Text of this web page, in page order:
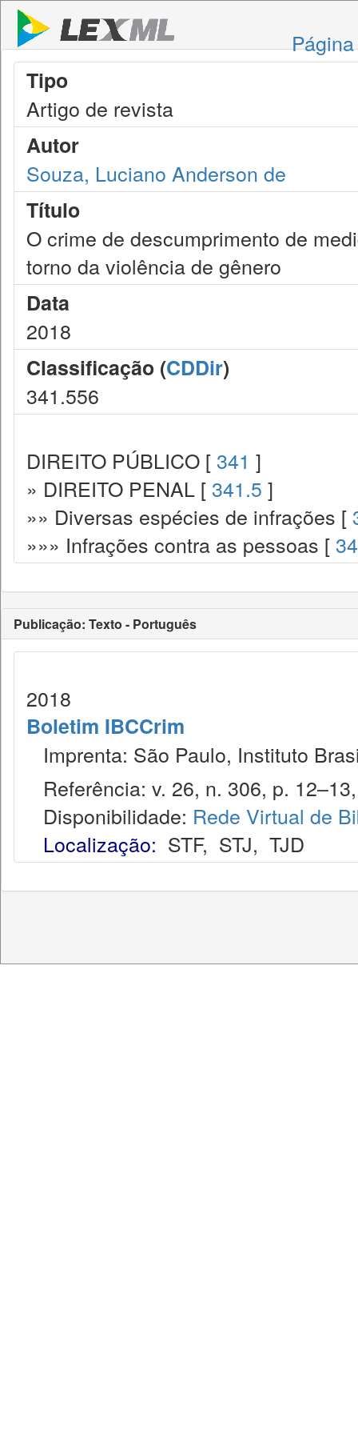
Tipo
Artigo de revista
Autor
Souza, Luciano Anderson de
Título
O crime de descumprimento de
torno da violência de gênero
Data
2018
Classificação (CDDir)
341.556
DIREITO PÚBLICO [ 341 ]
» DIREITO PENAL [ 341.5 ]
»» Diversas espécies de infrações [
»»» Infrações contra as pessoas [
Publicação: Texto - Português
2018
Boletim IBCCrim
Imprenta: São Paulo, Instituto
Referência: v. 26, n. 306, p.
Disponibilidade: Rede Virtual de
Localização: STF, STJ, TJD